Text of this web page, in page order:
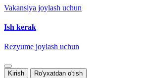
Vakansiya joylash uchun
Ish kerak
Rezyume joylash uchun
Kirish Ro'yxatdan o'tish